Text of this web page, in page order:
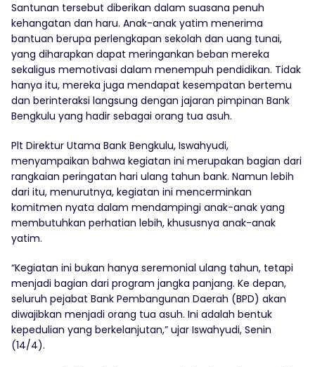
Santunan tersebut diberikan dalam suasana penuh
kehangatan dan haru. Anak-anak yatim menerima
bantuan berupa perlengkapan sekolah dan uang tunai,
yang diharapkan dapat meringankan beban mereka
sekaligus memotivasi dalam menempuh pendidikan. Tidak
hanya itu, mereka juga mendapat kesempatan bertemu
dan berinteraksi langsung dengan jajaran pimpinan Bank
Bengkulu yang hadir sebagai orang tua asuh.
Plt Direktur Utama Bank Bengkulu, Iswahyudi,
menyampaikan bahwa kegiatan ini merupakan bagian dari
rangkaian peringatan hari ulang tahun bank. Namun lebih
dari itu, menurutnya, kegiatan ini mencerminkan
komitmen nyata dalam mendampingi anak-anak yang
membutuhkan perhatian lebih, khususnya anak-anak
yatim.
“Kegiatan ini bukan hanya seremonial ulang tahun, tetapi
menjadi bagian dari program jangka panjang. Ke depan,
seluruh pejabat Bank Pembangunan Daerah (BPD) akan
diwajibkan menjadi orang tua asuh. Ini adalah bentuk
kepedulian yang berkelanjutan,” ujar Iswahyudi, Senin
(14/4).